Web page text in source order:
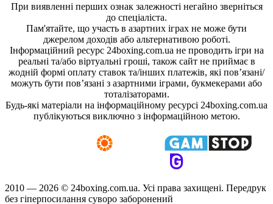
При виявленні перших ознак залежності негайно зверніться
до спеціаліста.
Пам'ятайте, що участь в азартних іграх не може бути
джерелом доходів або альтернативою роботі.
Інформаційний ресурс 24boxing.com.ua не проводить ігри на
реальні та/або віртуальні гроші, також сайт не приймає в
жодній формі оплату ставок та/інших платежів, які пов’язані/
можуть бути пов’язані з азартними іграми, букмекерами або
тоталізаторами.
Будь-які матеріали на інформаційному ресурсі 24boxing.com.ua
публікуються виключно з інформаційною метою.
2010 — 2026 © 24boxing.com.ua. Усi права захищенi. Передрук
без гіперпосилання суворо заборонений